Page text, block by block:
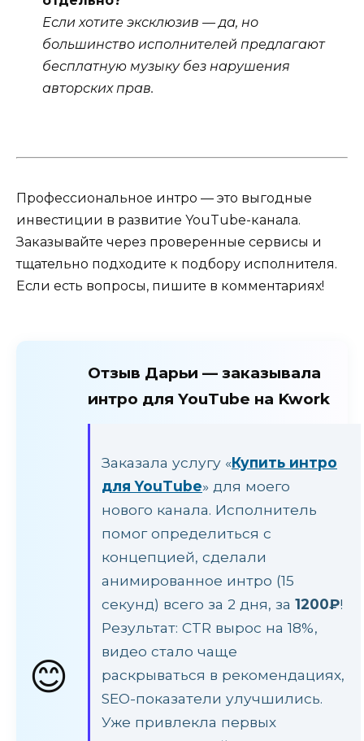
Если хотите эксклюзив — да, но
большинство исполнителей предлагают
бесплатную музыку без нарушения
авторских прав.
Профессиональное интро — это выгодные
инвестиции в развитие YouTube-канала.
Заказывайте через проверенные сервисы и
тщательно подходите к подбору исполнителя.
Если есть вопросы, пишите в комментариях!
😊
Отзыв Дарьи — заказывала
интро для YouTube на Kwork
Заказала услугу «Купить интро
для YouTube» для моего
нового канала. Исполнитель
помог определиться с
концепцией, сделали
анимированное интро (15
секунд) всего за 2 дня, за 1200₽!
Результат: CTR вырос на 18%,
видео стало чаще
раскрываться в рекомендациях,
SEO-показатели улучшились.
Уже привлекла первых